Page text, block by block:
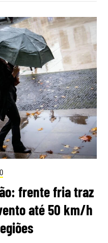
frente fria traz
até 50 km/h